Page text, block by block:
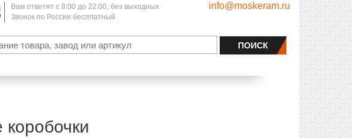
Вам ответят c 8:00 до 22:00, без выходных
Звонок по России бесплатный
info@moskeram.ru